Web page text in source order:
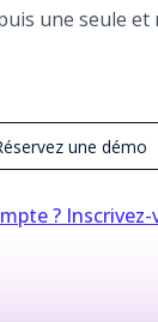
une seule et
une démo
? Inscrivez-